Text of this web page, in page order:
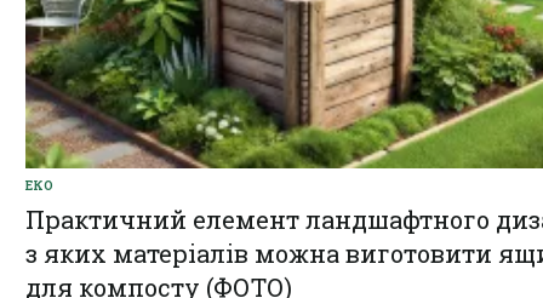
ЕКО
Практичний елемент ландшафтного
з яких матеріалів можна виготовити
для компосту (ФОТО)